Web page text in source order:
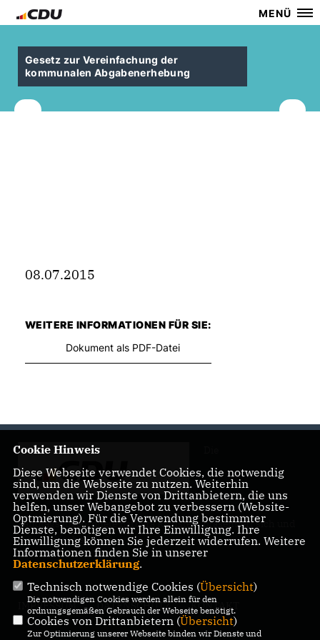
MENÜ
Gesetz zur Vereinfachung der
kommunalen Abgabenerhebung
08.07.2015
WEITERE INFORMATIONEN FÜR SIE:
Dokument als PDF-Datei
Landtagsabgeordnete Barbara Richstein präsentiert sich und
ihre politischen Ziele.
IMPRESSUM DATENSCHUTZ KONTAKT
Cookie Hinweis
Diese Webseite verwendet Cookies, die notwendig
sind, um die Webseite zu nutzen. Weiterhin
verwenden wir Dienste von Drittanbietern, die uns
helfen, unser Webangebot zu verbessern (Website-
Optmierung). Für die Verwendung bestimmter
Dienste, benötigen wir Ihre Einwilligung. Ihre
Einwilligung können Sie jederzeit widerrufen. Weitere
Informationen finden Sie in unserer
Datenschutzerklärung.
Technisch notwendige Cookies (Übersicht)
Die notwendigen Cookies werden allein für den
ordnungsgemäßen Gebrauch der Webseite benötigt.
Cookies von Drittanbietern (Übersicht)
Zur Optimierung unserer Webseite binden wir Dienste und